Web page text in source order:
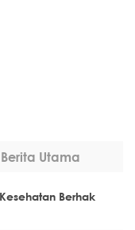
Berita Utama
Berhak